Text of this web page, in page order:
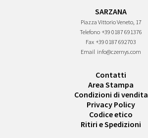
SARZANA
Piazza Vittorio Veneto, 17
Telefono +39 0187 691376
Fax +39 0187 692703
Email info@czernys.com
Contatti
Area Stampa
Condizioni di vendita
Privacy Policy
Codice etico
Ritiri e Spedizioni